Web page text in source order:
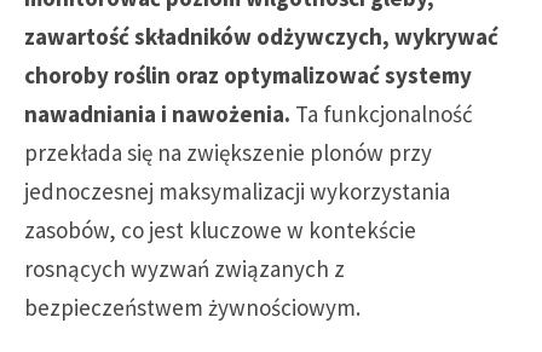
zawartość składników odżywczych, wykrywać
choroby roślin oraz optymalizować systemy
nawadniania i nawożenia. Ta funkcjonalność
przekłada się na zwiększenie plonów przy
jednoczesnej maksymalizacji wykorzystania
zasobów, co jest kluczowe w kontekście
rosnących wyzwań związanych z
bezpieczeństwem żywnościowym.